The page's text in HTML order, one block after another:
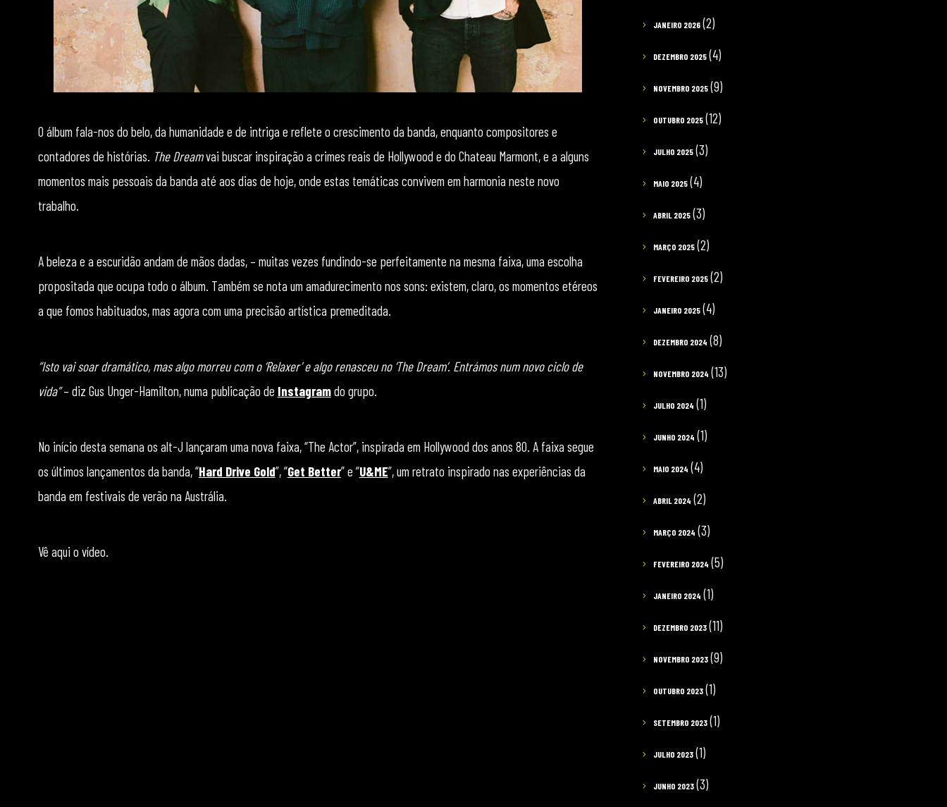
O álbum fala-nos do belo, da humanidade e de intriga e reflete o crescimento da banda, enquanto compositores e
contadores de histórias. The Dreamvai buscar inspiração a crimes reais de Hollywood e do Chateau Marmont, e a alguns
momentos mais pessoais da banda até aos dias de hoje, onde estas temáticas convivem em harmonia neste novo
trabalho.
A beleza e a escuridão andam de mãos dadas, – muitas vezes fundindo-se perfeitamente na mesma faixa, uma escolha
propositada que ocupa todo o álbum. Também se nota um amadurecimento nos sons: existem, claro, os momentos etéreos
a que fomos habituados, mas agora com uma precisão artística premeditada.
“Isto vai soar dramático, mas algo morreu com o ‘Relaxer’ e algo renasceu no ‘The Dream’. Entrámos num novo ciclo de
vida”– diz Gus Unger-Hamilton, numa publicação de Instagramdo grupo.
No início desta semana os alt-J lançaram uma nova faixa, “The Actor”, inspirada em Hollywood dos anos 80. A faixa segue
os últimos lançamentos da banda, “Hard Drive Gold”, “Get Better” e “U&ME”, um retrato inspirado nas experiências da
banda em festivais de verão na Austrália.
Vê aqui o vídeo.
JANEIRO 2026 (2)
DEZEMBRO 2025 (4)
NOVEMBRO 2025 (9)
OUTUBRO 2025 (12)
JULHO 2025 (3)
MAIO 2025 (4)
ABRIL 2025 (3)
MARÇO 2025 (2)
FEVEREIRO 2025 (2)
JANEIRO 2025 (4)
DEZEMBRO 2024 (8)
NOVEMBRO 2024 (13)
JULHO 2024 (1)
JUNHO 2024 (1)
MAIO 2024 (4)
ABRIL 2024 (2)
MARÇO 2024 (3)
FEVEREIRO 2024 (5)
JANEIRO 2024 (1)
DEZEMBRO 2023 (11)
NOVEMBRO 2023 (9)
OUTUBRO 2023 (1)
SETEMBRO 2023 (1)
JULHO 2023 (1)
JUNHO 2023 (3)